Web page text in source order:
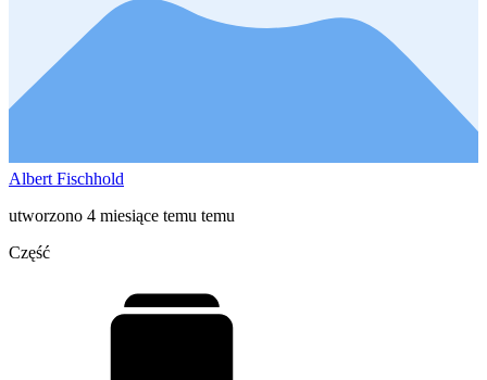
Albert Fischhold
utworzono 4 miesiące temu temu
Część